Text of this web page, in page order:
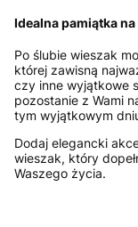
Idealna pamiątka na
Po ślubie wieszak
której zawisną
czy inne wyjątkowe
pozostanie z Wami
tym wyjątkowym
Dodaj elegancki
wieszak, który
Waszego życia.